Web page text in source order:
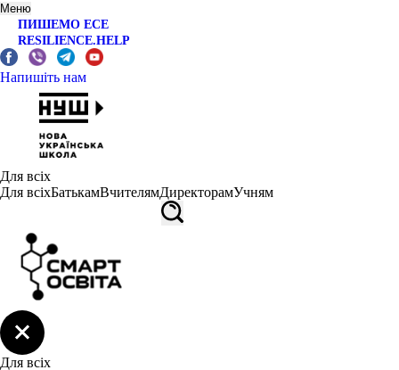
Меню
ПИШЕМО ЕСЕ
RESILIENCE.HELP
Напишіть нам
Для всіх
Для всіхБатькамВчителямДиректорамУчням
Для всіх